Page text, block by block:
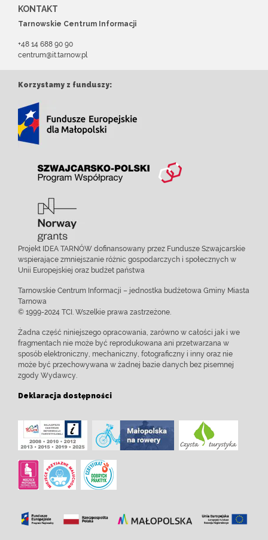
KONTAKT
Tarnowskie Centrum Informacji
+48 14 688 90 90
centrum@it.tarnow.pl
Korzystamy z funduszy:
Projekt IDEA TARNÓW dofinansowany przez Fundusze Szwajcarskie
wspierające zmniejszanie różnic gospodarczych i społecznych w
Unii Europejskiej oraz budżet państwa
Tarnowskie Centrum Informacji – jednostka budżetowa Gminy Miasta
Tarnowa
© 1999-2024 TCI. Wszelkie prawa zastrzeżone.
Żadna część niniejszego opracowania, zarówno w całości jak i we
fragmentach nie może być reprodukowana ani przetwarzana w
sposób elektroniczny, mechaniczny, fotograficzny i inny oraz nie
może być przechowywana w żadnej bazie danych bez pisemnej
zgody Wydawcy.
Deklaracja dostępności